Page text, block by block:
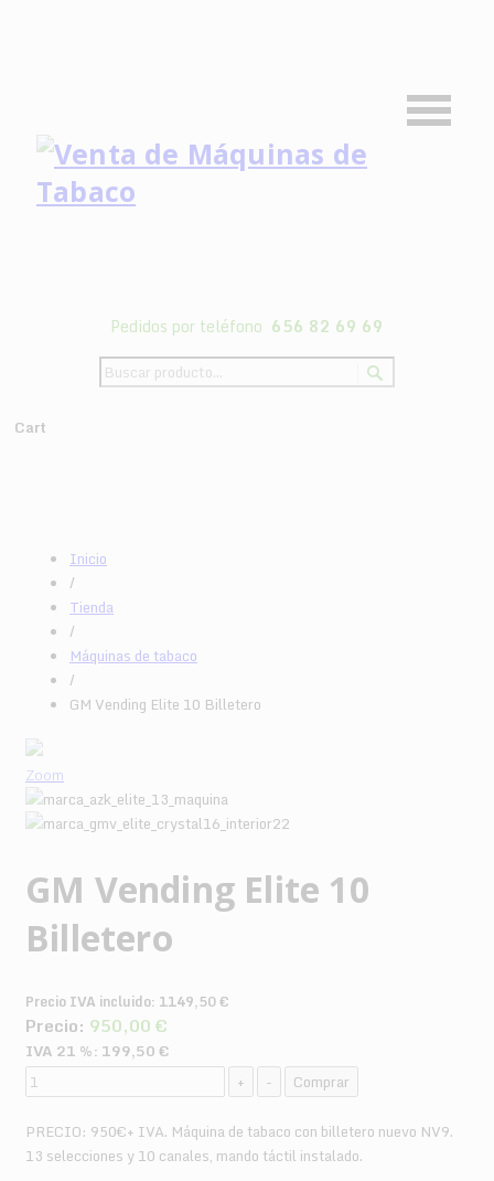
Pedidos por teléfono 656 82 69 69
Cart
Inicio
/
Tienda
/
Máquinas de tabaco
/
GM Vending Elite 10 Billetero
Zoom
GM Vending Elite 10
Billetero
Precio IVA incluido: 1149,50 €
Precio: 950,00 €
IVA 21 %: 199,50 €
PRECIO: 950€+ IVA. Máquina de tabaco con billetero nuevo NV9.
13 selecciones y 10 canales, mando táctil instalado.